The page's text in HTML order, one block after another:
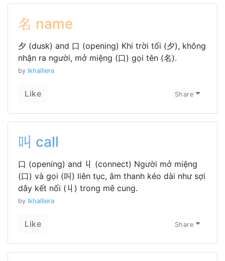
名 name
夕 (dusk) and 口 (opening) Khi trời tối (夕), không
nhận ra người, mở miệng (口) gọi tên (名).
by lkhalliera
Like Share
叫 call
口 (opening) and 丩 (connect) Người mở miệng
(口) và gọi (叫) liên tục, âm thanh kéo dài như sợi
dây kết nối (丩) trong mê cung.
by lkhalliera
Like Share